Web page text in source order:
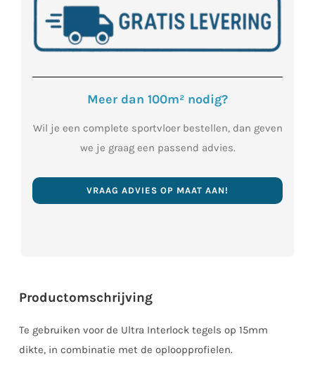
Productomschrijving
Te gebruiken voor de Ultra Interlock tegels op 15mm
dikte, in combinatie met de oploopprofielen.
Meer dan 100m² nodig?
Wil je een complete sportvloer bestellen, dan geven
we je graag een passend advies.
VRAAG ADVIES OP MAAT AAN!